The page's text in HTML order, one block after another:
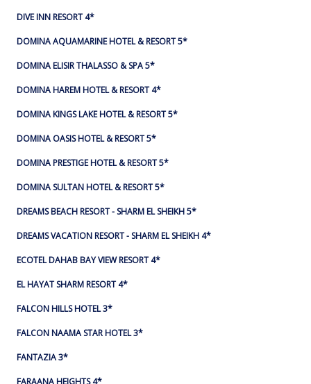
DIVE INN RESORT 4*
DOMINA AQUAMARINE HOTEL & RESORT 5*
DOMINA ELISIR THALASSO & SPA 5*
DOMINA HAREM HOTEL & RESORT 4*
DOMINA KINGS LAKE HOTEL & RESORT 5*
DOMINA OASIS HOTEL & RESORT 5*
DOMINA PRESTIGE HOTEL & RESORT 5*
DOMINA SULTAN HOTEL & RESORT 5*
DREAMS BEACH RESORT - SHARM EL SHEIKH 5*
DREAMS VACATION RESORT - SHARM EL SHEIKH 4*
ECOTEL DAHAB BAY VIEW RESORT 4*
EL HAYAT SHARM RESORT 4*
FALCON HILLS HOTEL 3*
FALCON NAAMA STAR HOTEL 3*
FANTAZIA 3*
FARAANA HEIGHTS 4*